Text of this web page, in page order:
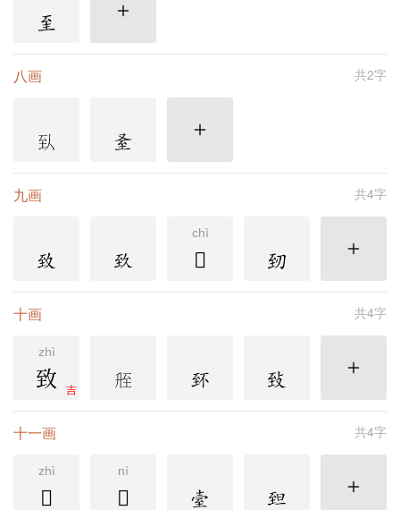
更多
共2字
八画
更多
共4字
九画
chì
𦤸 更多
共4字
十画
zhì
吉
致 更多
共4字
十一画
zhì
𦤻
ní
𦤽 更多